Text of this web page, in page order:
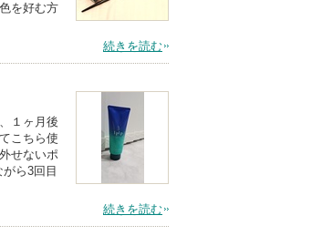
を好む方
続きを読む
１ヶ月後
こちら使
せないポ
ら3回目
続きを読む